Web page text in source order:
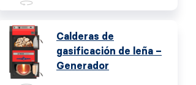
Calderas de
gasificación de leña –
Generador